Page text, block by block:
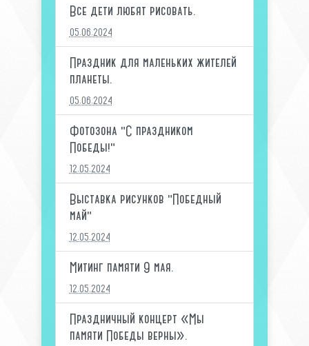
Все дети любят рисовать.
05.06.2024
Праздник для маленьких жителей
планеты.
05.06.2024
Фотозона "С праздником
Победы!"
12.05.2024
Выставка рисунков "Победный
май"
12.05.2024
Митинг памяти 9 мая.
12.05.2024
Праздничный концерт «Мы
памяти Победы верны».